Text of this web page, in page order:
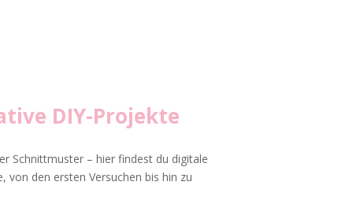
DIY-Projekte
Schnittmuster – hier findest du digitale
den ersten Versuchen bis hin zu